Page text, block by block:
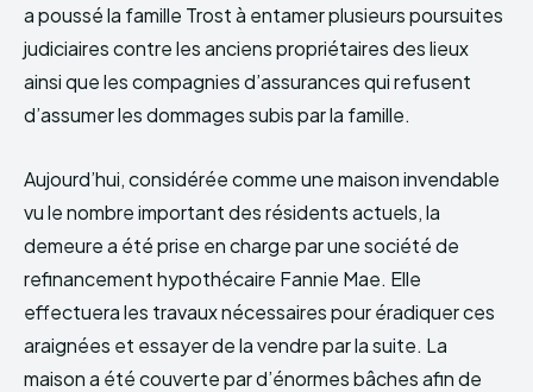
a poussé la famille Trost à entamer plusieurs poursuites
judiciaires contre les anciens propriétaires des lieux
ainsi que les compagnies d’assurances qui refusent
d’assumer les dommages subis par la famille.
Aujourd’hui, considérée comme une maison invendable
vu le nombre important des résidents actuels, la
demeure a été prise en charge par une société de
refinancement hypothécaire Fannie Mae. Elle
effectuera les travaux nécessaires pour éradiquer ces
araignées et essayer de la vendre par la suite. La
maison a été couverte par d’énormes bâches afin de